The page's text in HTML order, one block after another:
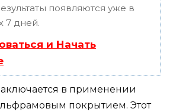
появляются уже в
7 дней.
и Начать
в применении
покрытием. Этот